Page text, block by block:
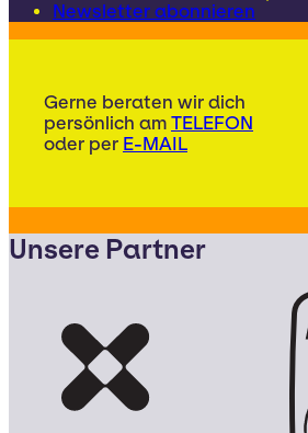
Newsletter abonnieren
Gerne beraten wir dich
persönlich am TELEFON
oder per E-MAIL
Unsere Partner